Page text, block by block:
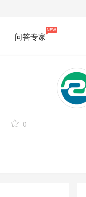
问答专家
NEW
0